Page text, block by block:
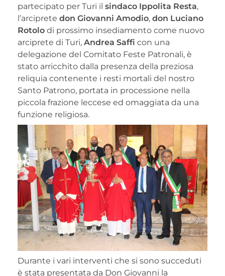
partecipato per Turi il sindaco Ippolita Resta,
l’arciprete don Giovanni Amodio, don Luciano
Rotolo di prossimo insediamento come nuovo
arciprete di Turi, Andrea Saffi con una
delegazione del Comitato Feste Patronali, è
stato arricchito dalla presenza della preziosa
reliquia contenente i resti mortali del nostro
Santo Patrono, portata in processione nella
piccola frazione leccese ed omaggiata da una
funzione religiosa.
Durante i vari interventi che si sono succeduti
è stata presentata da Don Giovanni la